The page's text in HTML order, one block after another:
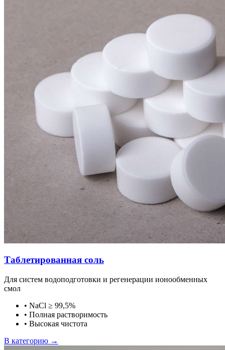
Таблетированная соль
Для систем водоподготовки и регенерации ионообменных
смол
• NaCl ≥ 99,5%
• Полная растворимость
• Высокая чистота
В категорию →